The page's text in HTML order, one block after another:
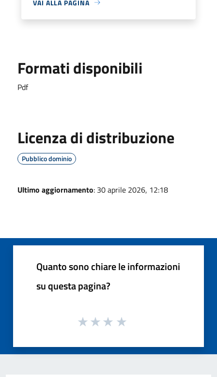
VAI ALLA PAGINA
Formati disponibili
Pdf
Licenza di distribuzione
Pubblico dominio
Ultimo aggiornamento: 30 aprile 2026, 12:18
Quanto sono chiare le informazioni
su questa pagina?